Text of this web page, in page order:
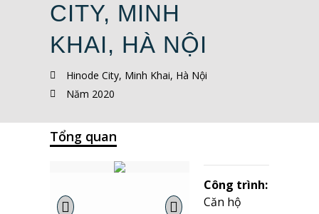
CITY, MINH
KHAI, HÀ NỘI
Hinode City, Minh Khai, Hà Nội
Năm 2020
Tổng quan
Công trình:
Căn hộ